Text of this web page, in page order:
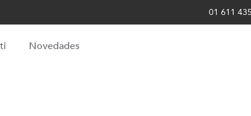
01 611
Novedades